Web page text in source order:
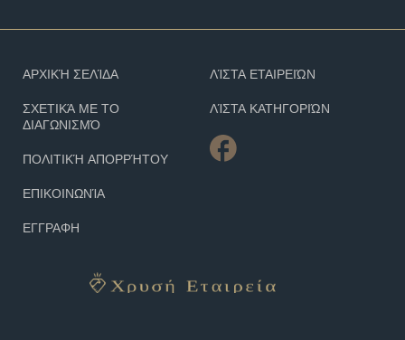
ΑΡΧΙΚΉ ΣΕΛΊΔΑ
ΣΧΕΤΙΚΆ ΜΕ ΤΟ
ΔΙΑΓΩΝΙΣΜΌ
ΠΟΛΙΤΙΚΉ ΑΠΟΡΡΉΤΟΥ
ΕΠΙΚΟΙΝΩΝΊΑ
ΕΓΓΡΑΦΗ
ΛΊΣΤΑ ΕΤΑΙΡΕΙΏΝ
ΛΊΣΤΑ ΚΑΤΗΓΟΡΙΏΝ